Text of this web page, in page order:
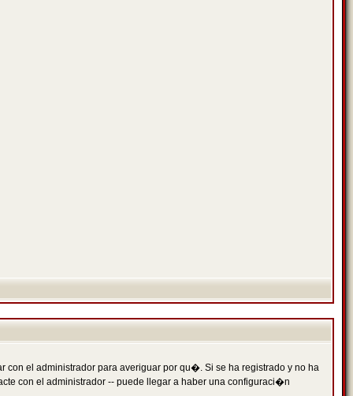
el administrador para averiguar por qu�. Si se ha registrado y no ha
con el administrador -- puede llegar a haber una configuraci�n